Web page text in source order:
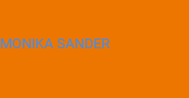
MONIKA SANDER